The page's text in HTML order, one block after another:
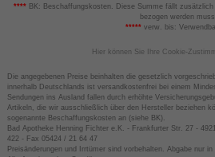
****BK: Beschaffungskosten. Diese Summe fällt
bezogen werden
*****verw. bis:
Hier können Sie Ihre Cookie-
Die angegebenen Preise beinhalten die gesetzlich
innerhalb Deutschlands ist versandkostenfrei bei einem
Sendungen ins Ausland fallen durch erhöhte
Artikeln, die wir ausschließlich über den Hersteller beziehen
sogenannte Beschaffungskosten an (siehe BK).
Bad Apotheke Henning Fichter e.K. - Frankfurter Str. 27 -
422 - Fax 05424 / 21 64 47
Preisänderungen und Irrtümer sind vorbehalten. Abgabe nur